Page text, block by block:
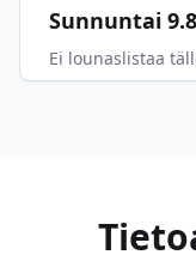
Sunnuntai
Ei lounaslistaa